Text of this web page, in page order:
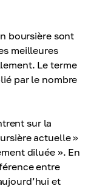
boursière sont
meilleures
Le terme
par le nombre
sur la
actuelle »
diluée ». En
entre
et